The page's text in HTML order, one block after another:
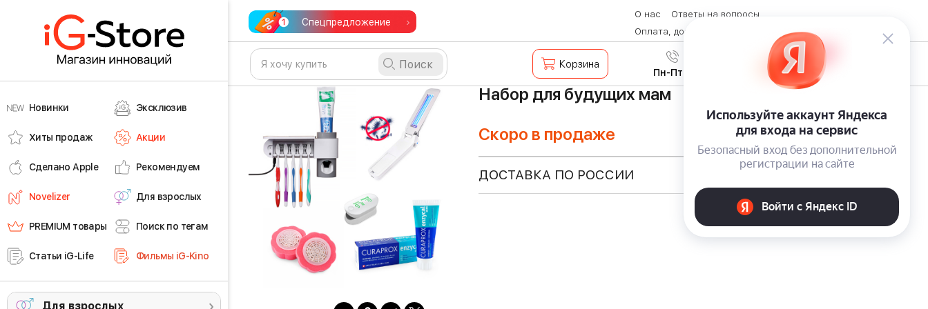
Новинки Эксклюзив
Хиты продаж Акции
Сделано Apple Рекомендуем
Novelizer Для взрослых
PREMIUM товары Поиск по тегам
Статьи iG-Life Фильмы iG-Kino
Для взрослых
Спецпредложение
О нас
Ответы на вопросы
Оплата, доставка и возврат товара
Контакты
Поиск Корзина 8 (800) 600-28-07
Пн-Пт с 9:00 до 19:00
Набор для будущих мам
Скоро в продаже
ДОСТАВКА ПО РОССИИ Курьером, самовывоз